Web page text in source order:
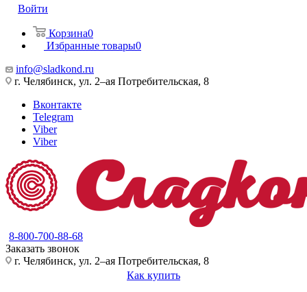
Войти
Корзина0
Избранные товары0
info@sladkond.ru
г. Челябинск, ул. 2–ая Потребительская, 8
Вконтакте
Telegram
Viber
Viber
8-800-700-88-68
Заказать звонок
г. Челябинск, ул. 2–ая Потребительская, 8
Как купить